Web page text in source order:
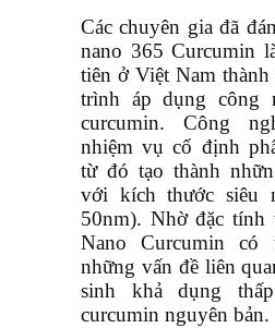
Các chuyên gia đã
nano 365 Curcumin
tiên ở Việt Nam
trình áp dụng công
curcumin. Công
nhiệm vụ cố định
từ đó tạo thành
với kích thước siêu
50nm). Nhờ đặc
Nano Curcumin có
những vấn đề liên
sinh khả dụng
curcumin nguyên bản.